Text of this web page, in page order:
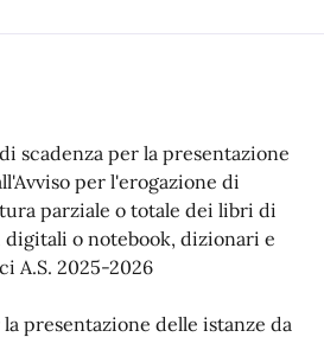
scadenza per la presentazione
per l'erogazione di
parziale o totale dei libri di
o notebook, dizionari e
A.S. 2025-2026
presentazione delle istanze da